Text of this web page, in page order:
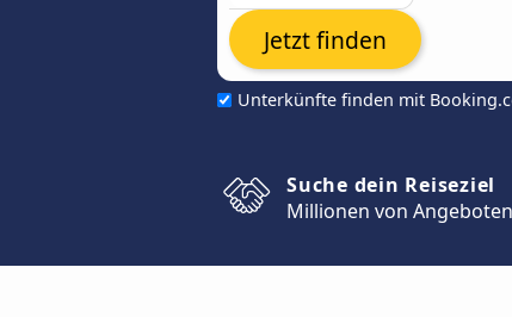
Unterkünfte finden mit
Jetzt finden
Suche dein Reiseziel
Millionen von